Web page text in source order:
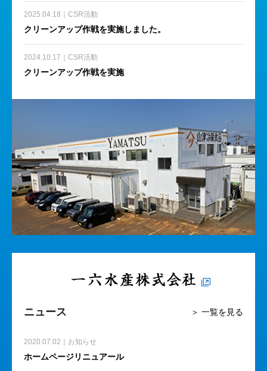
2025.04.18｜CSR活動
クリーンアップ作戦を実施しました。
2024.10.17｜CSR活動
クリーンアップ作戦を実施
ニュース ＞ 一覧を見る
2020.07.02｜お知らせ
ホームページリニュアール